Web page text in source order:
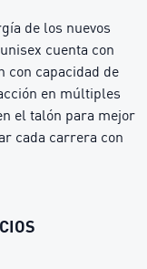
de los nuevos
cuenta con
con capacidad de
en múltiples
el talón para mejor
cada carrera con